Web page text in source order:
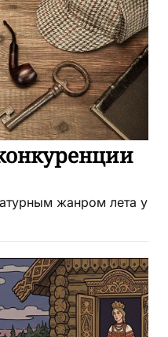
жанром лета у